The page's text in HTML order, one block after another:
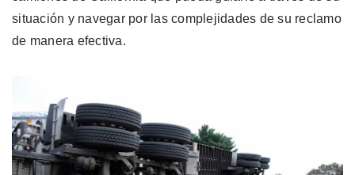
situación y navegar por las complejidades de su reclamo
de manera efectiva.